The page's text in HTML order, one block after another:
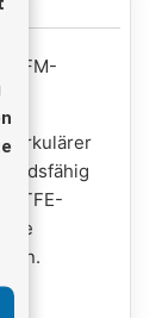
FM-
zirkulärer
PTFE-